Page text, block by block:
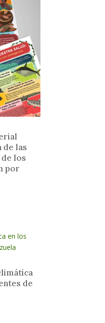
de las
los
por
de